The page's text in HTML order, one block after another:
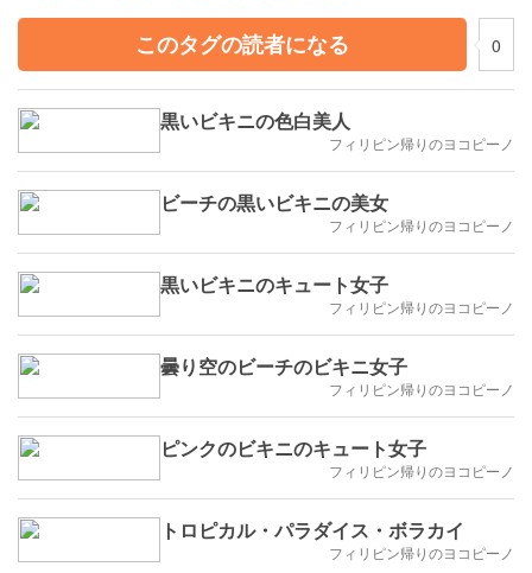
このタグの読者になる
0
黒いビキニの色白美人
フィリピン帰りのヨコピーノ
ビーチの黒いビキニの美女
フィリピン帰りのヨコピーノ
黒いビキニのキュート女子
フィリピン帰りのヨコピーノ
曇り空のビーチのビキニ女子
フィリピン帰りのヨコピーノ
ピンクのビキニのキュート女子
フィリピン帰りのヨコピーノ
トロピカル・パラダイス・ボラカイ
フィリピン帰りのヨコピーノ